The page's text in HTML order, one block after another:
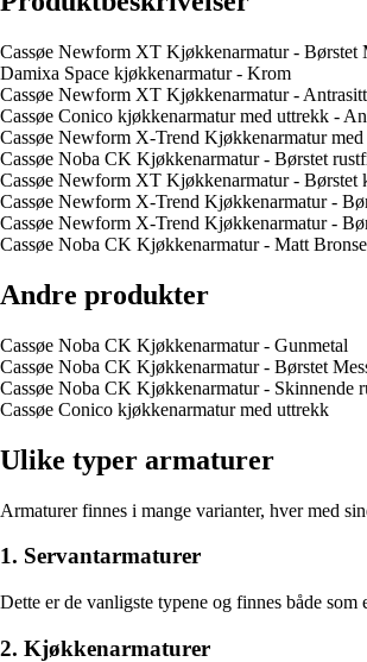
Cassøe Newform XT Kjøkkenarmatur - Børstet
Damixa Space kjøkkenarmatur - Krom
Cassøe Newform XT Kjøkkenarmatur -
Cassøe Conico kjøkkenarmatur med uttrekk -
Cassøe Newform X-Trend Kjøkkenarmatur
Cassøe Noba CK Kjøkkenarmatur - Børstet
Cassøe Newform XT Kjøkkenarmatur - Børstet
Cassøe Newform X-Trend Kjøkkenarmatur -
Cassøe Newform X-Trend Kjøkkenarmatur -
Cassøe Noba CK Kjøkkenarmatur - Matt Bronse
Andre produkter
Cassøe Noba CK Kjøkkenarmatur - Gunmetal
Cassøe Noba CK Kjøkkenarmatur - Børstet
Cassøe Noba CK Kjøkkenarmatur - Skinnende
Cassøe Conico kjøkkenarmatur med uttrekk
Ulike typer armaturer
Armaturer finnes i mange varianter, hver med
1. Servantarmaturer
Dette er de vanligste typene og finnes både
2. Kjøkkenarmaturer